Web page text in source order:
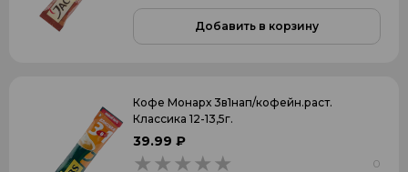
Добавить в корзину
Кофе Монарх 3в1нап/кофейн.раст.
Классика 12-13,5г.
39.99 ₽
0